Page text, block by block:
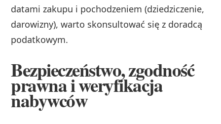
datami zakupu i pochodzeniem (dziedziczenie,
darowizny), warto skonsultować się z doradcą
podatkowym.
Bezpieczeństwo, zgodność
prawna i weryfikacja
nabywców